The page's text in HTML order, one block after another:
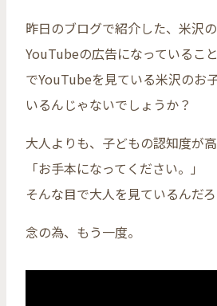
昨日のブログで紹介した、米沢
YouTubeの広告になっているこ
でYouTubeを見ている米沢のお
いるんじゃないでしょうか？
大人よりも、子どもの認知度が高
「お手本になってください。」
そんな目で大人を見ているんだろ
念の為、もう一度。